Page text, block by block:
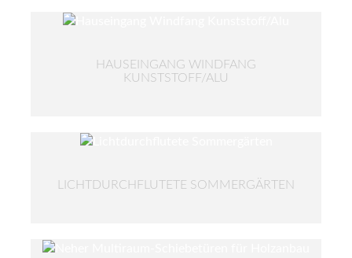
HAUSEINGANG WINDFANG
KUNSTSTOFF/ALU
LICHTDURCHFLUTETE SOMMERGÄRTEN